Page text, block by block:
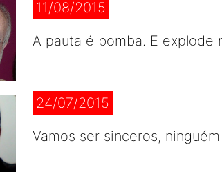
11/08/2015
A pauta é bomba. E explode
24/07/2015
Vamos ser sinceros,